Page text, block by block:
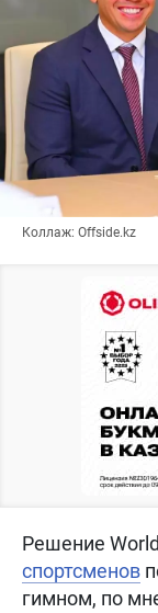
Коллаж: Offside.kz
Решение
спортсменов
гимном, по